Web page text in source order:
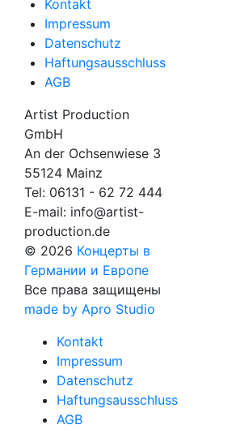
Kontakt
Impressum
Datenschutz
Haftungsausschluss
AGB
Artist Production
GmbH
An der Ochsenwiese 3
55124 Mainz
Tel: 06131 - 62 72 444
E-mail: info@artist-
production.de
© 2026 Концерты в
Германии и Европе
Все права защищены
made by Apro Studio
Kontakt
Impressum
Datenschutz
Haftungsausschluss
AGB